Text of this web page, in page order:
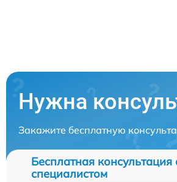
Нужна
Закажите бесплатную
Бесплатная консультация
специалистом